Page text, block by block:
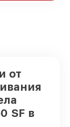
от
SF в